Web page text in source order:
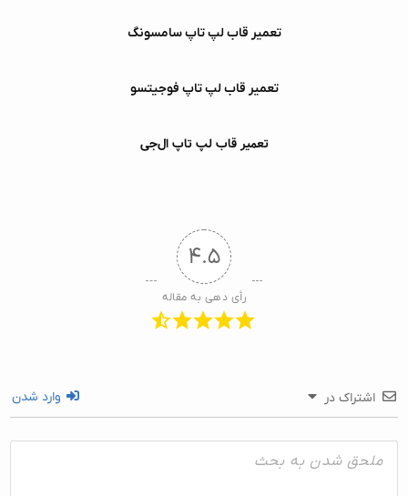
تعمیر قاب لپ‌ تاپ سامسونگ
تعمیر قاب لپ‌ تاپ فوجیتسو
تعمیر قاب لپ‌ تاپ ال‌جی
۴.۵
رأی دهی به مقاله
اشتراک در وارد شدن